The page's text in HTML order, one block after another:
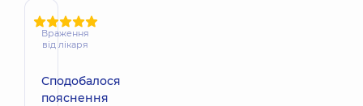
Враження
від лікаря
Сподобалося
пояснення